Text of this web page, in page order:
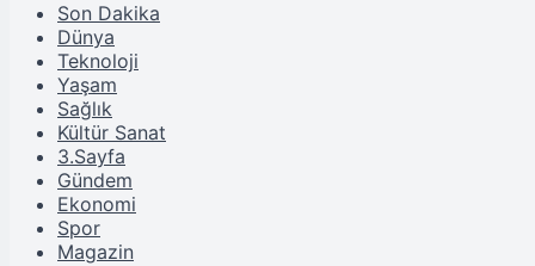
Son Dakika
Dünya
Teknoloji
Yaşam
Sağlık
Kültür Sanat
3.Sayfa
Gündem
Ekonomi
Spor
Magazin